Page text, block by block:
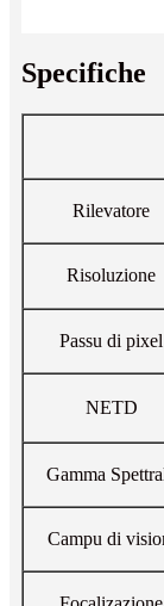
Specifiche
Rilevatore
Risoluzione
Passu di pixel
NETD
Gamma
Campu di